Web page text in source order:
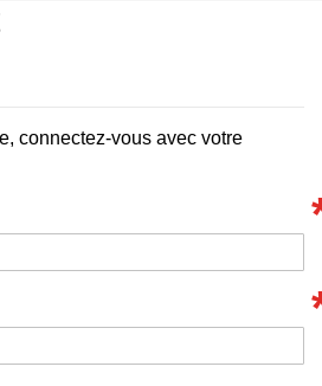
connectez-vous avec votre